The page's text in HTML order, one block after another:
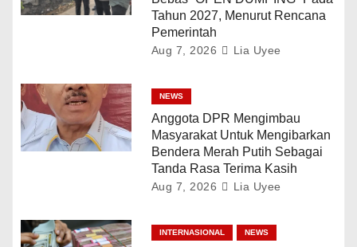
Tahun 2027, Menurut Rencana
Pemerintah
Aug 7, 2026 Lia Uyee
NEWS
Anggota DPR Mengimbau
Masyarakat Untuk Mengibarkan
Bendera Merah Putih Sebagai
Tanda Rasa Terima Kasih
Aug 7, 2026 Lia Uyee
INTERNASIONAL NEWS